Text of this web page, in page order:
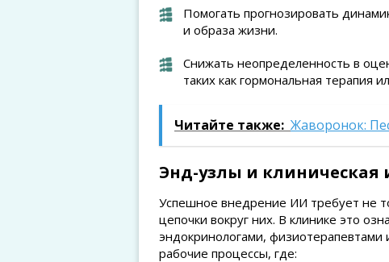
Помогать прогнозировать
и образа жизни.
Снижать неопределенность в
таких как гормональная терапия
Читайте также: Жаворонок:
Энд-узлы и клиническая
Успешное внедрение ИИ требует не
цепочки вокруг них. В клинике это
эндокринологами, физиотерапевтами
рабочие процессы, где: